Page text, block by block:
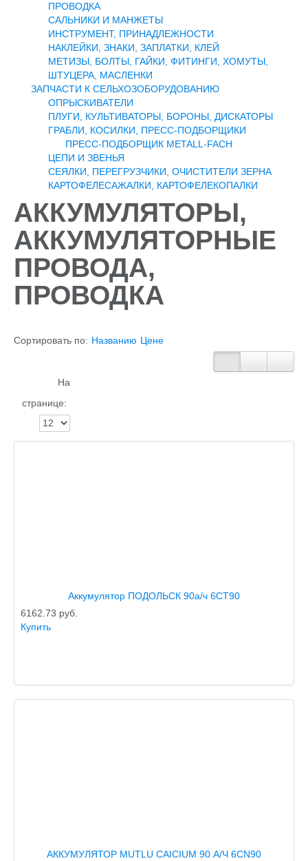
ПРОВОДКА
САЛЬНИКИ И МАНЖЕТЫ
ИНСТРУМЕНТ, ПРИНАДЛЕЖНОСТИ
НАКЛЕЙКИ, ЗНАКИ, ЗАПЛАТКИ, КЛЕЙ
МЕТИЗЫ, БОЛТЫ, ГАЙКИ, ФИТИНГИ, ХОМУТЫ,
ШТУЦЕРА, МАСЛЕНКИ
ЗАПЧАСТИ К СЕЛЬХОЗОБОРУДОВАНИЮ
ОПРЫСКИВАТЕЛИ
ПЛУГИ, КУЛЬТИВАТОРЫ, БОРОНЫ, ДИСКАТОРЫ
ГРАБЛИ, КОСИЛКИ, ПРЕСС-ПОДБОРЩИКИ
ПРЕСС-ПОДБОРЩИК METALL-FACH
ЦЕПИ И ЗВЕНЬЯ
СЕЯЛКИ, ПЕРЕГРУЗЧИКИ, ОЧИСТИТЕЛИ ЗЕРНА
КАРТОФЕЛЕСАЖАЛКИ, КАРТОФЕЛЕКОПАЛКИ
АККУМУЛЯТОРЫ,
АККУМУЛЯТОРНЫЕ
ПРОВОДА,
ПРОВОДКА
Сортировать по: Названию Цене
На
странице:
Аккумулятор ПОДОЛЬСК 90а/ч 6СТ90
6162.73 руб.
Купить
АККУМУЛЯТОР MUTLU CAICIUM 90 А/Ч 6СN90